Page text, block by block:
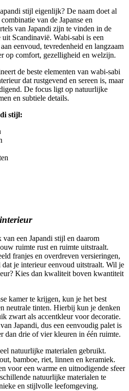
stijl eigenlijk? De naam doet al
van de Japanse en
van Japandi zijn te vinden in de
Scandinavië. Wabi-sabi is een
eenvoud, tevredenheid en langzaam
op comfort, gezelligheid en welzijn.
de beste elementen van wabi-sabi
dat rustgevend en sereen is, maar
De focus ligt op natuurlijke
en subtiele details.
stijl:
interieur
een Japandi stijl en daarom
ruimte rust en ruimte uitstraalt.
franjes en overdreven versieringen,
je interieur eenvoud uitstraalt. Wil je
Kies dan kwaliteit boven kwantiteit
kamer te krijgen, kun je het best
neutrale tinten. Hierbij kun je denken
zwart als accentkleur voor decoratie.
Japandi, dus een eenvoudig palet is
dan drie of vier kleuren in één ruimte.
natuurlijke materialen gebruikt.
bamboe, riet, linnen en keramiek.
voor een warme en uitnodigende sfeer
natuurlijke materialen te
en stijlvolle leefomgeving.